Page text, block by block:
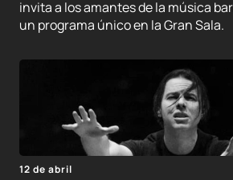
invita a los amantes de la música
un programa único en la Gran Sala.
12 de abril